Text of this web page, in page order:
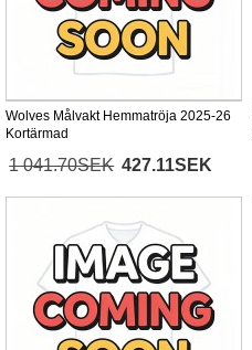
Wolves Målvakt Hemmatröja 2025-26
Kortärmad
1 041.70SEK 427.11SEK